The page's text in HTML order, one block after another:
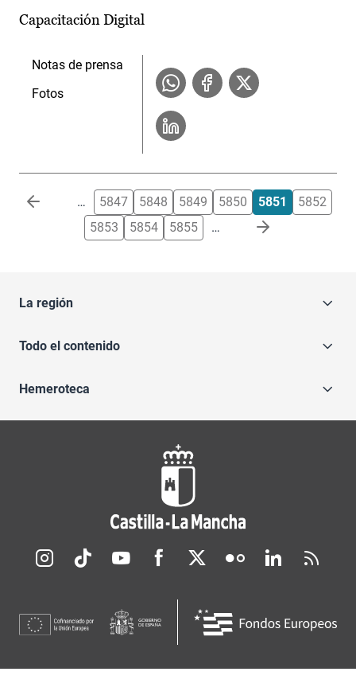
Capacitación Digital
Notas de prensa
Fotos
Paginación … 5847 5848 5849 5850 5851
5852
5853
5854 5855 …
La región
Todo el contenido
Hemeroteca
Redes sociales JCCM